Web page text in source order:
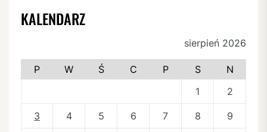
KALENDARZ
sierpień 2026
P W Ś C P S
N
1
2
3 4 5 6 7 8 9